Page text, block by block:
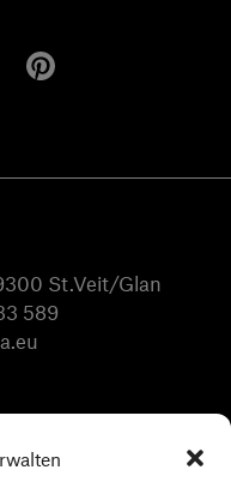
St.Veit/Glan
589